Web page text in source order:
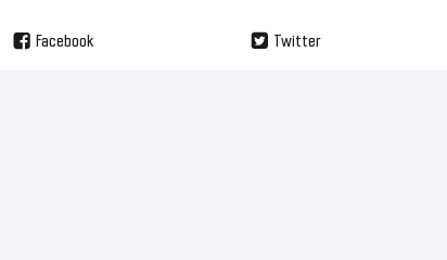
Facebook Twitter